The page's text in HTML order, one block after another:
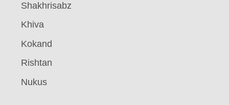
Shakhrisabz
Khiva
Kokand
Rishtan
Nukus